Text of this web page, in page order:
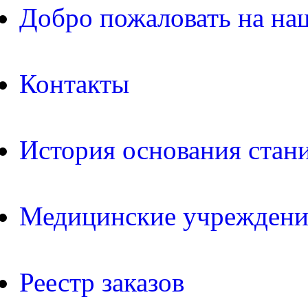
Добро пожаловать на
Контакты
История основания
Медицинские
Реестр заказов